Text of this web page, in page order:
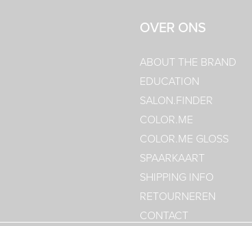
OVER ONS
ABOUT THE BRAND
EDUCATION
SALON.FINDER
COLOR.ME
COLOR.ME GLOSS
SPAARKAART
SHIPPING INFO
RETOURNEREN
CONTACT